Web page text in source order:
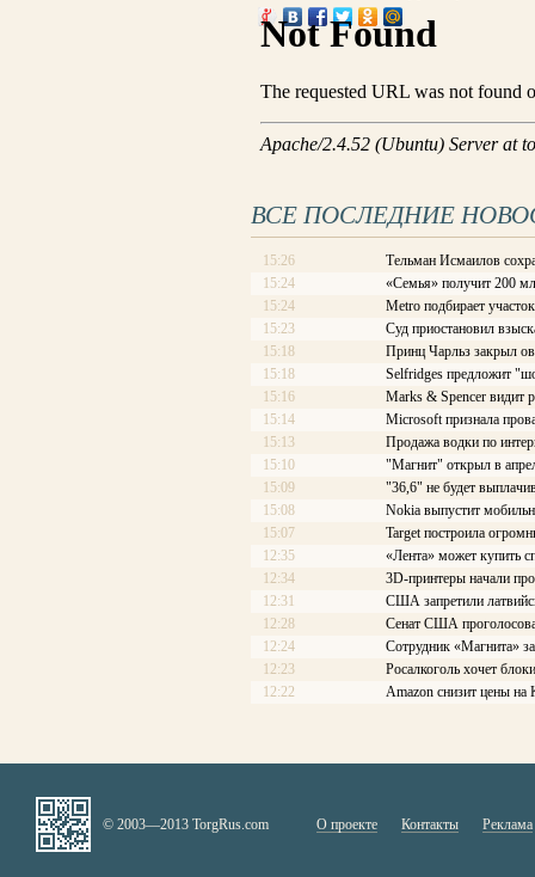
ВСЕ ПОСЛЕДНИЕ
15:26
Тельман Исмаилов
15:24
«Семья» получит 200
15:24
Metro подбирает
15:23
Суд приостановил
15:18
Принц Чарльз закрыл
15:18
Selfridges предложит
15:16
Marks & Spencer видит
15:14
Microsoft признала
15:13
Продажа водки по
15:10
"Магнит" открыл в
15:09
"36,6" не будет
15:08
Nokia выпустит
15:07
Target построила
12:35
«Лента» может купить
12:34
3D-принтеры начали
12:31
США запретили
12:28
Сенат США
12:24
Сотрудник «Магнита»
12:23
Росалкоголь хочет
12:22
Amazon снизит цены
© 2003—2013 TorgRus.com О проекте Контакты Реклама